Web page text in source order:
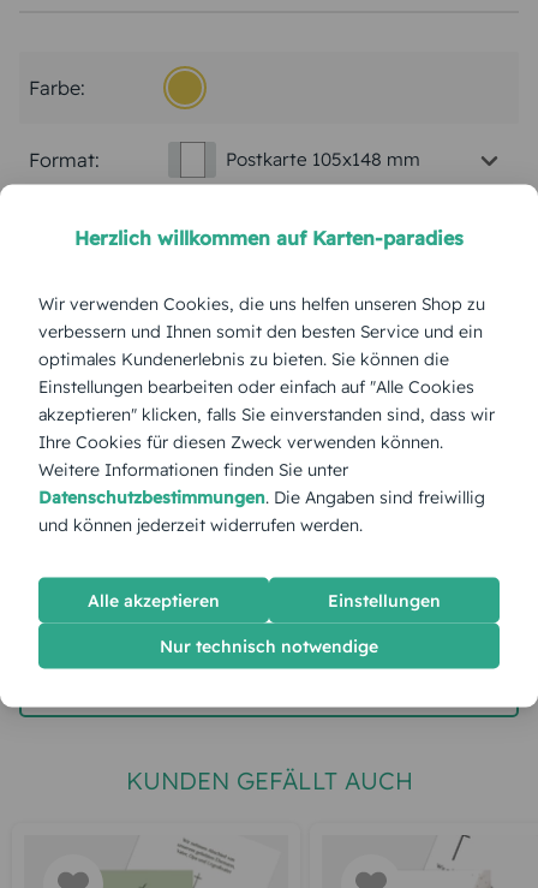
Farbe:
Format: Postkarte 105x148 mm
Papierart: Bilderdruck
Menge:
Stückpreis: 1,55 €
Gesamtpreis: 38,75 € Inkl. MwSt. zzgl. Versand
jetzt gestalten
KUNDEN GEFÄLLT AUCH
Herzlich willkommen auf Karten-paradies
Wir verwenden Cookies, die uns helfen unseren Shop zu
verbessern und Ihnen somit den besten Service und ein
optimales Kundenerlebnis zu bieten. Sie können die
Einstellungen bearbeiten oder einfach auf "Alle Cookies
akzeptieren" klicken, falls Sie einverstanden sind, dass wir
Ihre Cookies für diesen Zweck verwenden können.
Weitere Informationen finden Sie unter
Datenschutzbestimmungen. Die Angaben sind freiwillig
und können jederzeit widerrufen werden.
Alle akzeptieren Einstellungen
Nur technisch notwendige